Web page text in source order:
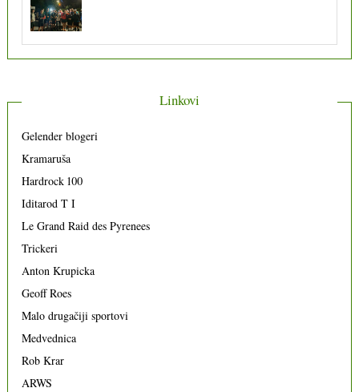
Linkovi
Gelender blogeri
Kramaruša
Hardrock 100
Iditarod T I
Le Grand Raid des Pyrenees
Trickeri
Anton Krupicka
Geoff Roes
Malo drugačiji sportovi
Medvednica
Rob Krar
ARWS